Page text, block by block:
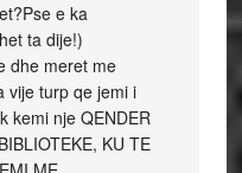
e ka
ta dije!)
dhe meret me
vije turp qe jemi i
kemi nje QENDER
KU TE